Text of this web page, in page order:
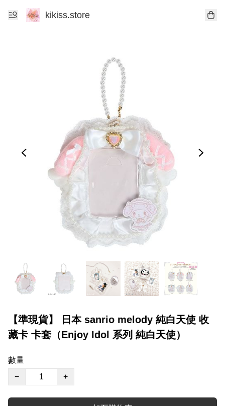
kikiss.store
【準現貨】 日本 sanrio melody 純白天使 收
藏卡 卡套（Enjoy Idol 系列 純白天使）
數量
−
+